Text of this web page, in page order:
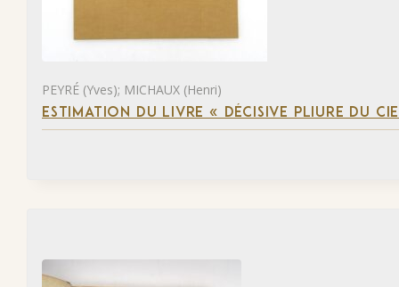
PEYRÉ (Yves); MICHAUX (Henri)
ESTIMATION DU LIVRE « DÉCISIVE PLIURE DU